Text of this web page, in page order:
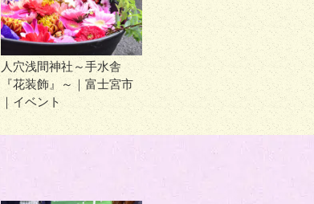
人穴浅間神社～手水舎
『花装飾』～｜富士宮市
｜イベント